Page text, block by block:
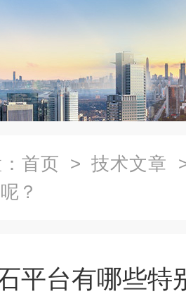
首页 > 技术文章
？
平台有哪些特